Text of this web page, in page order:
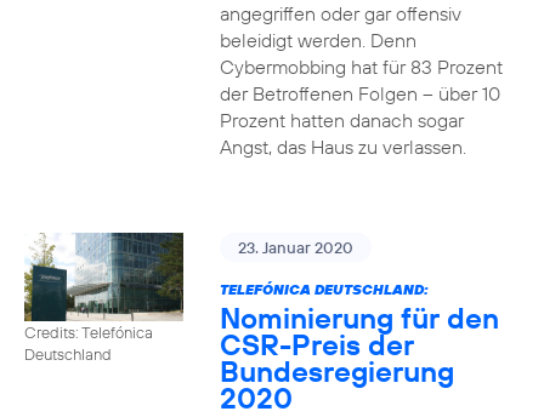
angegriffen oder gar offensiv
beleidigt werden. Denn
Cybermobbing hat für 83 Prozent
der Betroffenen Folgen – über 10
Prozent hatten danach sogar
Angst, das Haus zu verlassen.
Credits: Telefónica
Deutschland
23. Januar 2020
TELEFÓNICA DEUTSCHLAND:
Nominierung für den
CSR-Preis der
Bundesregierung
2020